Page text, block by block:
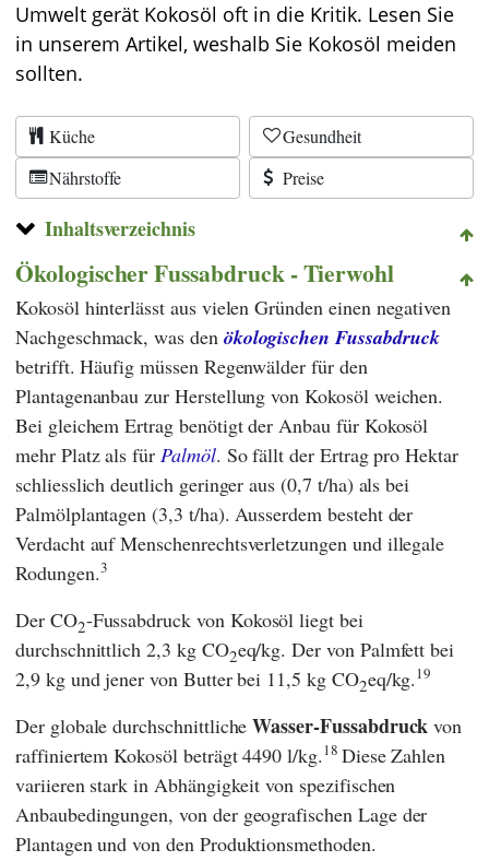
Umwelt gerät Kokosöl oft in die Kritik. Lesen Sie
in unserem Artikel, weshalb Sie Kokosöl meiden
sollten.
Küche
Gesundheit
Nährstoffe
Preise
Inhaltsverzeichnis
Ökologischer Fussabdruck - Tierwohl
Kokosöl hinterlässt aus vielen Gründen einen negativen
Nachgeschmack, was den ökologischen Fussabdruck
betrifft. Häufig müssen Regenwälder für den
Plantagenanbau zur Herstellung von Kokosöl weichen.
Bei gleichem Ertrag benötigt der Anbau für Kokosöl
mehr Platz als für Palmöl. So fällt der Ertrag pro Hektar
schliesslich deutlich geringer aus (0,7 t/ha) als bei
Palmölplantagen (3,3 t/ha). Ausserdem besteht der
Verdacht auf Menschenrechtsverletzungen und illegale
Rodungen.3
Der CO2-Fussabdruck von Kokosöl liegt bei
durchschnittlich 2,3 kg CO2eq/kg. Der von Palmfett bei
2,9 kg und jener von Butter bei 11,5 kg CO2eq/kg.19
Der globale durchschnittlicheWasser-Fussabdruck von
raffiniertem Kokosöl beträgt 4490 l/kg.18 Diese Zahlen
variieren stark in Abhängigkeit von spezifischen
Anbaubedingungen, von der geografischen Lage der
Plantagen und von den Produktionsmethoden.